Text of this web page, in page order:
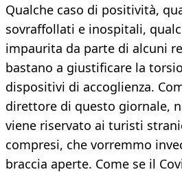
Qualche caso di positività,
sovraffollati e inospitali,
impaurita da parte di alcuni
bastano a giustificare la
dispositivi di accoglienza.
direttore di questo giornale,
viene riservato ai turisti
compresi, che vorremmo
braccia aperte. Come se il